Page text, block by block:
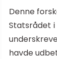
Denne
Statsrådet i
havde